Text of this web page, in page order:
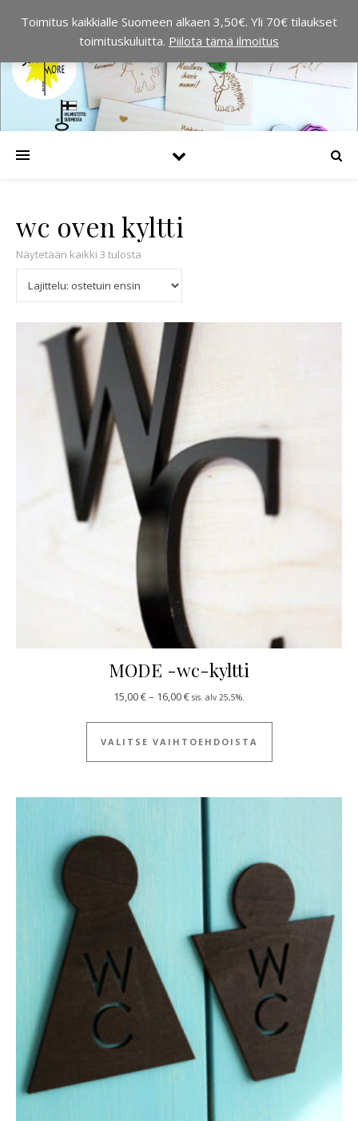
wc oven kyltti
Näytetään kaikki 3 tulosta
MODE -wc-kyltti
15,00€– 16,00€Hintaluokka: 15,00 € - 16,00 €
sis. alv 25,5%.
VALITSE VAIHTOEHDOISTA
Tällä tuotteella
Toimitus kaikkialle Suomeen alkaen 3,50€. Yli 70€ tilaukset
toimituskuluitta. Piilota tämä ilmoitus